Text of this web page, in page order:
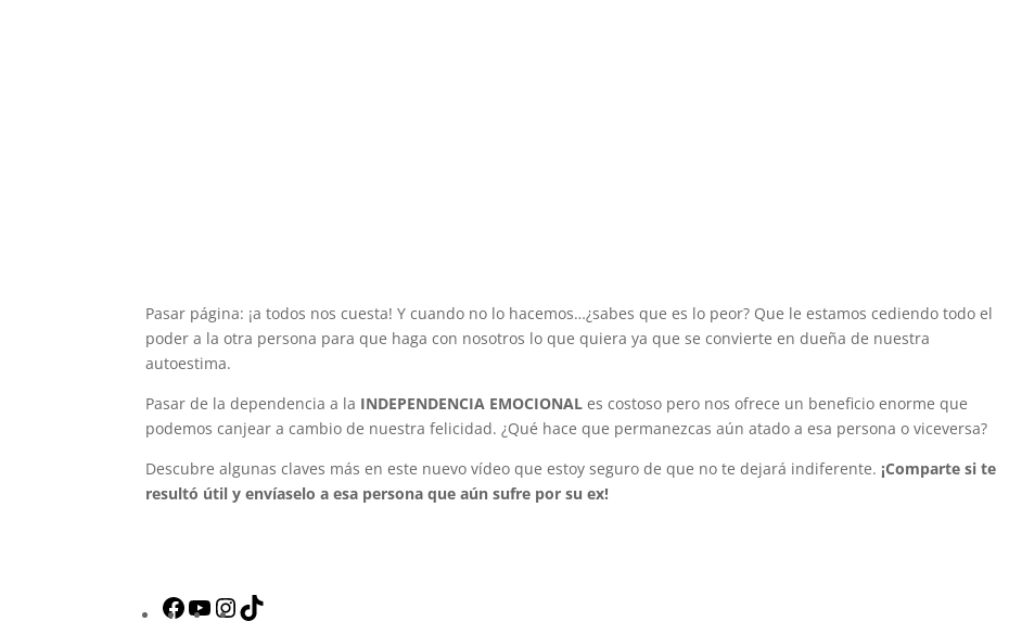
Pasar página: ¡a todos nos cuesta! Y cuando no lo hacemos…¿sabes que es lo peor? Que le estamos cediendo todo el
poder a la otra persona para que haga con nosotros lo que quiera ya que se convierte en dueña de nuestra
autoestima.
Pasar de la dependencia a la INDEPENDENCIA EMOCIONAL es costoso pero nos ofrece un beneficio enorme que
podemos canjear a cambio de nuestra felicidad. ¿Qué hace que permanezcas aún atado a esa persona o viceversa?
Descubre algunas claves más en este nuevo vídeo que estoy seguro de que no te dejará indiferente. ¡Comparte si te
resultó útil y envíaselo a esa persona que aún sufre por su ex!
Facebook
YouTubeInstagram